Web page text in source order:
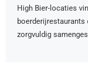
High Bier-locaties
zorgvuldig